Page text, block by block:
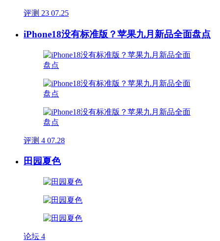
评测 23 07.25
iPhone18没有标准版？苹果九月新品全面盘点
评测 4 07.28
田园夏色
论坛 4